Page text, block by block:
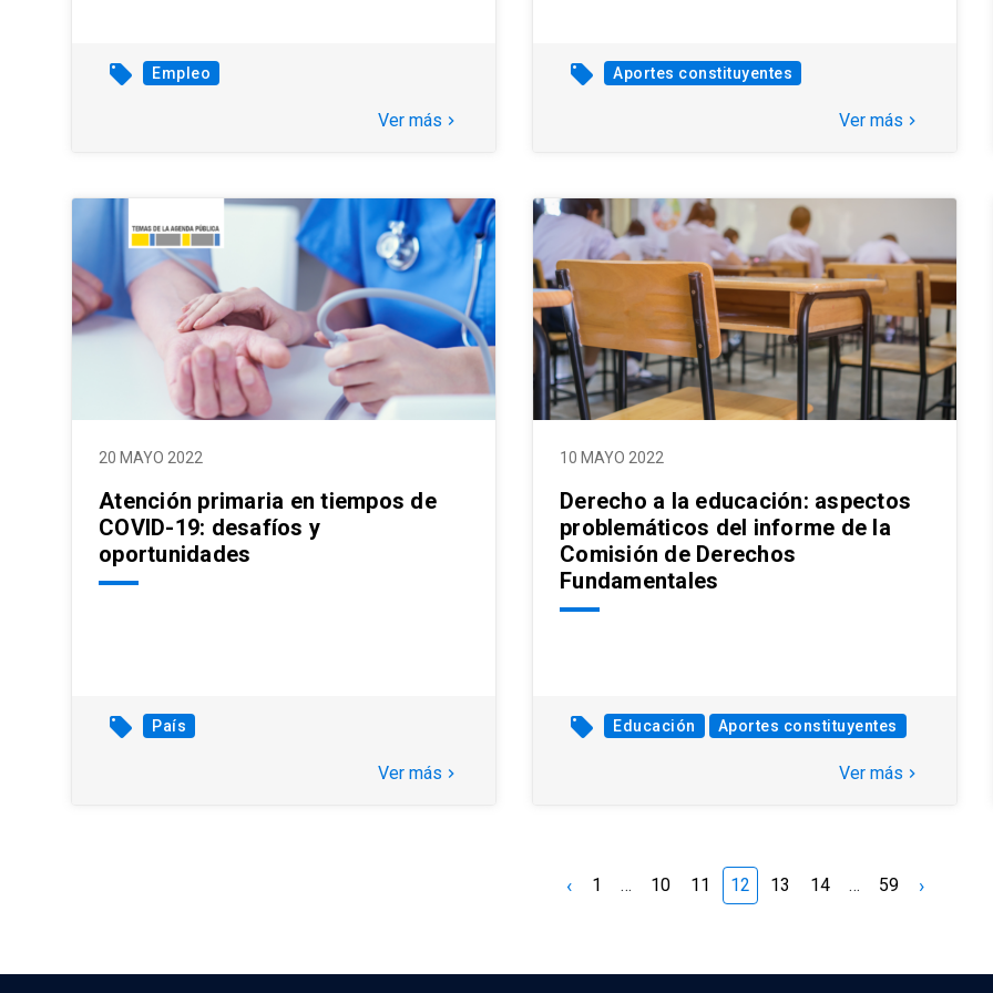
local_offer Empleo
Ver más keyboard_arrow_right
local_offer Aportes constituyentes
Ver más keyboard_arrow_right
20 MAYO 2022
Atención primaria en tiempos de
COVID-19: desafíos y
oportunidades
local_offer País
Ver más keyboard_arrow_right
10 MAYO 2022
Derecho a la educación: aspectos
problemáticos del informe de la
Comisión de Derechos
Fundamentales
local_offer Educación Aportes constituyentes
Ver más keyboard_arrow_right
‹ 1 … 10 11 12 13 14 … 59 ›